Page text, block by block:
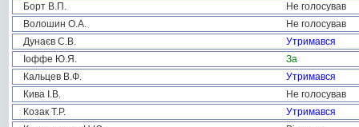
Борт В.П.
Не голосував
Волошин О.А.
Не голосував
Дунаєв С.В.
Утримався
Іоффе Ю.Я.
За
Кальцев В.Ф.
Утримався
Кива І.В.
Не голосував
Козак Т.Р.
Утримався